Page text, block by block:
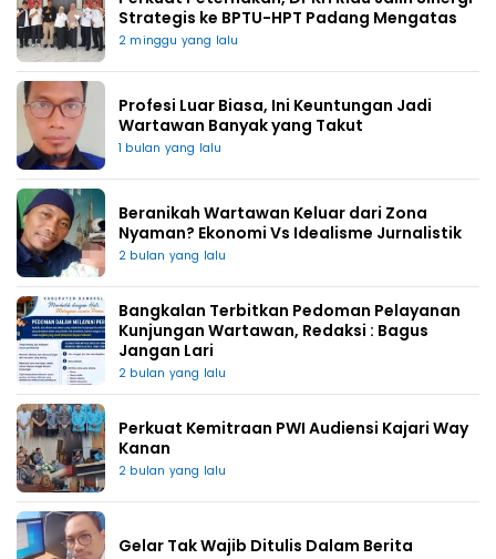
Strategis ke BPTU-HPT Padang Mengatas
2 minggu yang lalu
Profesi Luar Biasa, Ini Keuntungan Jadi
Wartawan Banyak yang Takut
1 bulan yang lalu
Beranikah Wartawan Keluar dari Zona
Nyaman? Ekonomi Vs Idealisme Jurnalistik
2 bulan yang lalu
Bangkalan Terbitkan Pedoman Pelayanan
Kunjungan Wartawan, Redaksi : Bagus
Jangan Lari
2 bulan yang lalu
Perkuat Kemitraan PWI Audiensi Kajari Way
Kanan
2 bulan yang lalu
Gelar Tak Wajib Ditulis Dalam Berita